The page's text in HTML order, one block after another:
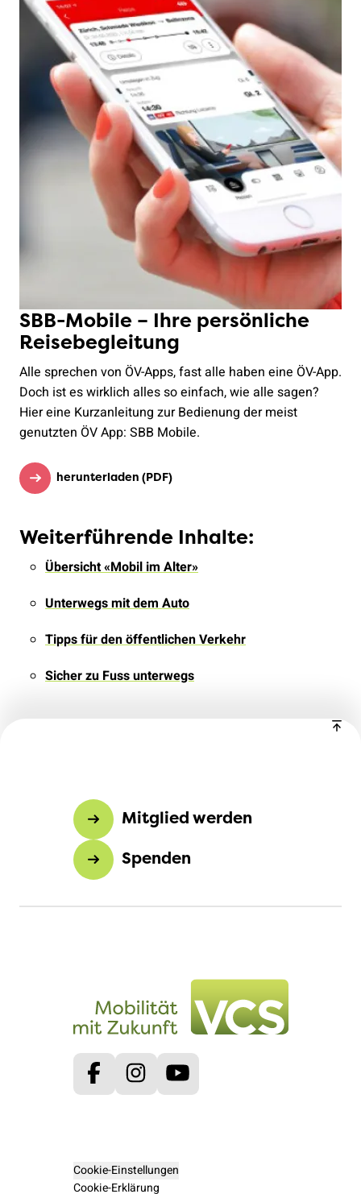
SBB-Mobile – Ihre persönliche
Reisebegleitung
Alle sprechen von ÖV-Apps, fast alle haben eine ÖV-App.
Doch ist es wirklich alles so einfach, wie alle sagen?
Hier eine Kurzanleitung zur Bedienung der meist
genutzten ÖV App: SBB Mobile.
herunterladen (PDF)
Weiterführende Inhalte:
Übersicht «Mobil im Alter»
Unterwegs mit dem Auto
Tipps für den öffentlichen Verkehr
Sicher zu Fuss unterwegs
Mitglied werden
Spenden
FacebookInstagram
Cookie-Einstellungen
Cookie-Erklärung